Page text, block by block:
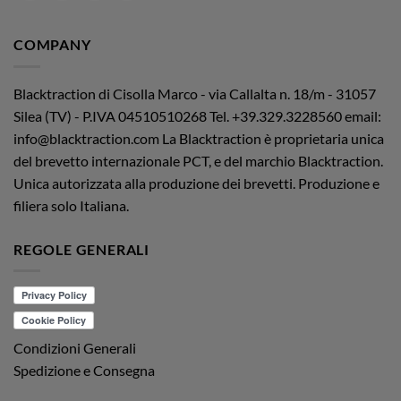
COMPANY
Blacktraction di Cisolla Marco - via Callalta n. 18/m - 31057
Silea (TV) - P.IVA 04510510268Tel. +39.329.3228560 email:
info@blacktraction.com La Blacktraction è proprietaria unica
del brevetto internazionale PCT, e del marchio Blacktraction.
Unica autorizzata alla produzione dei brevetti. Produzione e
filiera solo Italiana.
REGOLE GENERALI
Condizioni Generali
Spedizione e Consegna